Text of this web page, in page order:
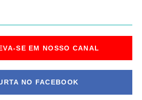
SE EM NOSSO CANAL
NO FACEBOOK